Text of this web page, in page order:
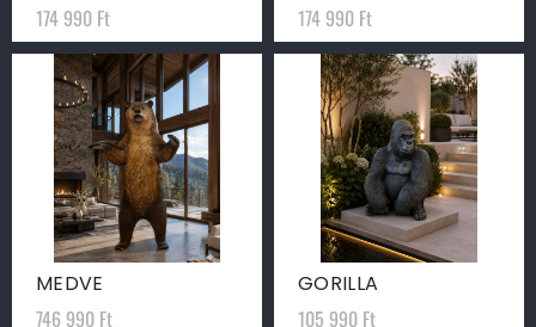
174 990 Ft 174 990 Ft
MEDVE
746 990 Ft
GORILLA
105 990 Ft